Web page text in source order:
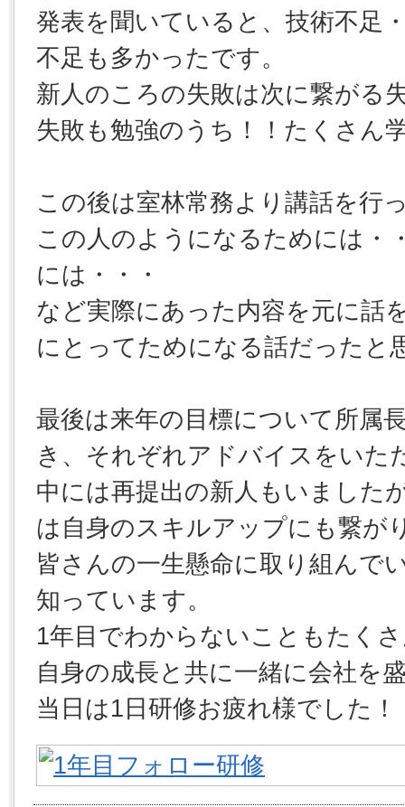
発表を聞いていると、技術不足
不足も多かったです。
新人のころの失敗は次に繋がる
失敗も勉強のうち！！たくさん
この後は室林常務より講話を行
この人のようになるためには・
には・・・
など実際にあった内容を元に話
にとってためになる話だったと
最後は来年の目標について所属
き、それぞれアドバイスをいた
中には再提出の新人もいました
は自身のスキルアップにも繋が
皆さんの一生懸命に取り組んで
知っています。
1年目でわからないこともたく
自身の成長と共に一緒に会社を
当日は1日研修お疲れ様でした！